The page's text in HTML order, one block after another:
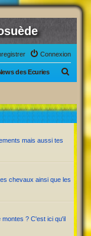
Connexion
des Ecuries
h
mais aussi tes
chevaux ainsi que les
? C'est ici qu'il